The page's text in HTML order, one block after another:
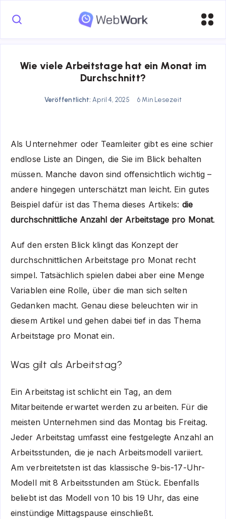
Wie viele Arbeitstage hat ein Monat im
Durchschnitt?
Veröffentlicht: April 4, 2025 6 Min Lesezeit
Als Unternehmer oder Teamleiter gibt es eine schier
endlose Liste an Dingen, die Sie im Blick behalten
müssen. Manche davon sind offensichtlich wichtig –
andere hingegen unterschätzt man leicht. Ein gutes
Beispiel dafür ist das Thema dieses Artikels: die
durchschnittliche Anzahl der Arbeitstage pro Monat.
Auf den ersten Blick klingt das Konzept der
durchschnittlichen Arbeitstage pro Monat recht
simpel. Tatsächlich spielen dabei aber eine Menge
Variablen eine Rolle, über die man sich selten
Gedanken macht. Genau diese beleuchten wir in
diesem Artikel und gehen dabei tief in das Thema
Arbeitstage pro Monat ein.
Was gilt als Arbeitstag?
Ein Arbeitstag ist schlicht ein Tag, an dem
Mitarbeitende erwartet werden zu arbeiten. Für die
meisten Unternehmen sind das Montag bis Freitag.
Jeder Arbeitstag umfasst eine festgelegte Anzahl an
Arbeitsstunden, die je nach Arbeitsmodell variiert.
Am verbreitetsten ist das klassische 9-bis-17-Uhr-
Modell mit 8 Arbeitsstunden am Stück. Ebenfalls
beliebt ist das Modell von 10 bis 19 Uhr, das eine
einstündige Mittagspause einschließt.